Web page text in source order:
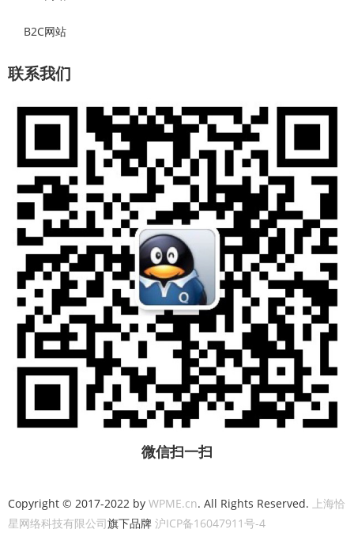
B2C网站
联系我们
微信扫一扫
Copyright © 2017-2022 by WPME.cn. All Rights Reserved. 上海恰
星网络科技有限公司旗下品牌 沪ICP备16047911号-4